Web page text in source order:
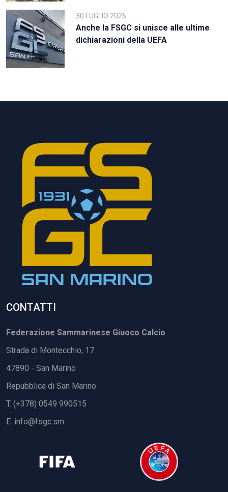
30 LUGLIO 2026
Anche la FSGC si unisce alle ultime
dichiarazioni della UEFA
CONTATTI
Federazione Sammarinese Giuoco Calcio
Strada di Montecchio, 17
47890 - San Marino
Repubblica di San Marino
T. (+378) 0549 990515
E. info@fsgc.sm